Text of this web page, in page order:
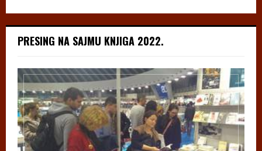
PRESING NA SAJMU KNJIGA 2022.